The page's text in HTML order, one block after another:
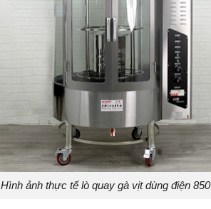
Hình ảnh thực tế lò quay gà vịt dùng điện 850